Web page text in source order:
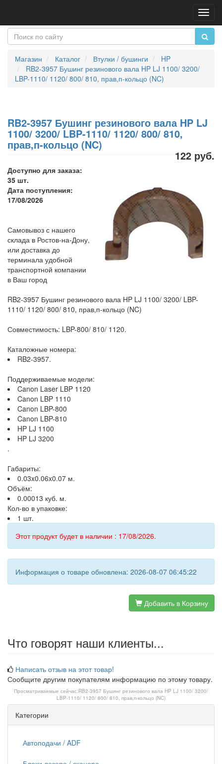
Магазин Каталог Втулки / бушинги
HP
RB2-3957 Бушинг резинового вала HP LJ 1100/ 3200/
LBP-1110/ 1120/ 800/ 810, прав,п-кольцо (NC)
RB2-3957 Бушинг резинового вала HP LJ
1100/ 3200/ LBP-1110/ 1120/ 800/ 810,
прав,п-кольцо (NC)
122 руб.
Доступно для заказа:
35 шт.
Дата поступления:
17/08/2026
Самовывоз с нашего
склада в Ростов-на-Дону,
или доставка до
терминала удобной
транспортной компании
в Ваш город
RB2-3957 Бушинг резинового вала HP LJ 1100/ 3200/ LBP-
1110/ 1120/ 800/ 810, прав,п-кольцо (NC)
Совместимость: LBP-800/ 810/ 1120.
Каталожные номера:
RB2-3957.
Поддерживаемые модели:
Canon Laser LBP 1120
Canon LBP 1110
Canon LBP-800
Canon LBP-810
HP LJ 1100
HP LJ 3200
.
Габариты:
0.03x0.06x0.07 м.
Объём:
0.00013 куб. м.
Кол-во в упаковке:
1 шт.
Этот продукт будет в наличии : 17/08/2026.
Информация о товаре обновлена: 2026-08-07 06:45:22
Добавить в Корзину
Что говорят наши клиенты...
Написать отзыв на этот товар!
Сообщите другим покупателям информацию по этому товару.
Просматриваемые сейчас:RB2-3957 Бушинг резинового вала HP LJ 1100/ 3200/
LBP-1110/ 1120/ 800/ 810, прав,п-кольцо (NC)
Категории
Автоподачи / ADF